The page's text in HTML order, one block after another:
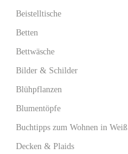
Beistelltische
Betten
Bettwäsche
Bilder & Schilder
Blühpflanzen
Blumentöpfe
Buchtipps zum Wohnen in Weiß
Decken & Plaids